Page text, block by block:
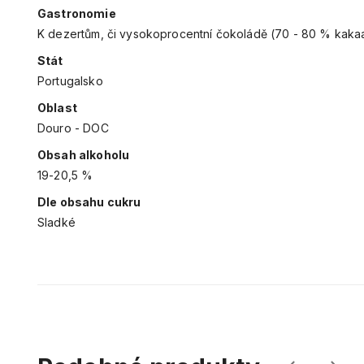
Gastronomie
K dezertům, či vysokoprocentní čokoládě (70 - 80 %
Stát
Portugalsko
Oblast
Douro - DOC
Obsah alkoholu
19-20,5 %
Dle obsahu cukru
Sladké